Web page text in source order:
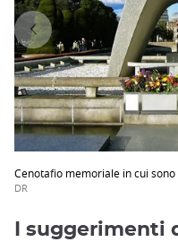
Cenotafio memoriale in cui
DR
I suggerimenti